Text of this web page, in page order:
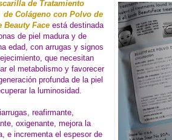
de Tratamiento
Colágeno con Polvo de
Beauty Face está destinada
de piel madura y de
edad, con arrugas y signos
que necesitan
el metabolismo y favorecer
profunda de la piel
la luminosidad.
reafirmante,
oxigenante, mejora la
e incrementa el espesor de